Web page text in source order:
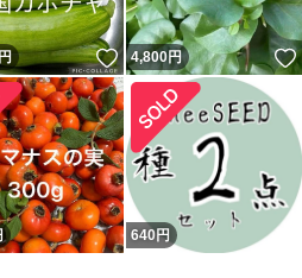
円 いいね！
4,800円
640円